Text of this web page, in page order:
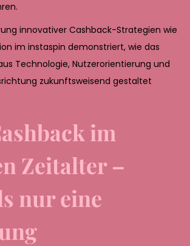
innovativer Cashback-Strategien wie
im instaspin demonstriert, wie das
Technologie, Nutzerorientierung und
zukunftsweisend gestaltet
im
Zeitalter –
nur eine